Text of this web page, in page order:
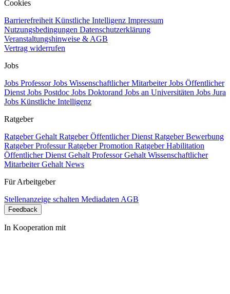
Cookies
Barrierefreiheit Künstliche Intelligenz Impressum
Nutzungsbedingungen Datenschutzerklärung
Veranstaltungshinweise & AGB
Vertrag widerrufen
Jobs
Jobs ProfessorJobs Wissenschaftlicher MitarbeiterJobs Öffentlicher
Dienst Jobs Postdoc Jobs Doktorand Jobs an Universitäten Jobs Jura
Jobs Künstliche Intelligenz
Ratgeber
Ratgeber Gehalt Ratgeber Öffentlicher Dienst Ratgeber Bewerbung
Ratgeber ProfessurRatgeber Promotion Ratgeber Habilitation
Öffentlicher Dienst Gehalt Professor Gehalt Wissenschaftlicher
Mitarbeiter Gehalt News
Für Arbeitgeber
Stellenanzeige schalten Mediadaten AGB
Feedback
In Kooperation mit